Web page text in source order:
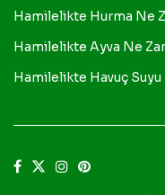
Hamilelikte Hurma Ne
Hamilelikte Ayva Ne
Hamilelikte Havuç